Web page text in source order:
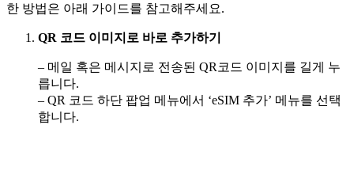
한 방법은 아래 가이드를 참고해주세요.
QR 코드 이미지로 바로 추가하기
– 메일 혹은 메시지로 전송된 QR코드 이미지를 길게 누
릅니다.
– QR 코드 하단 팝업 메뉴에서 ‘eSIM 추가’ 메뉴를 선택
합니다.